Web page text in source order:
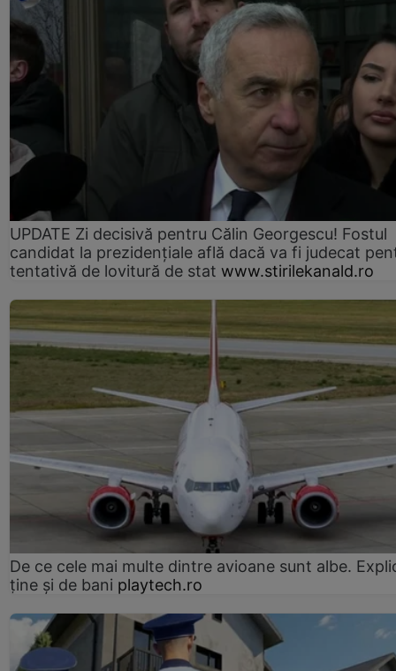
UPDATE Zi decisivă pentru Călin Georgescu! Fostul
candidat la prezidențiale află dacă va fi judecat
tentativă de lovitură de stat www.stirilekanald.ro
De ce cele mai multe dintre avioane sunt albe.
ține și de bani playtech.ro